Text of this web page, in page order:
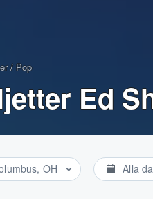
/ Pop
Ed
OH Alla